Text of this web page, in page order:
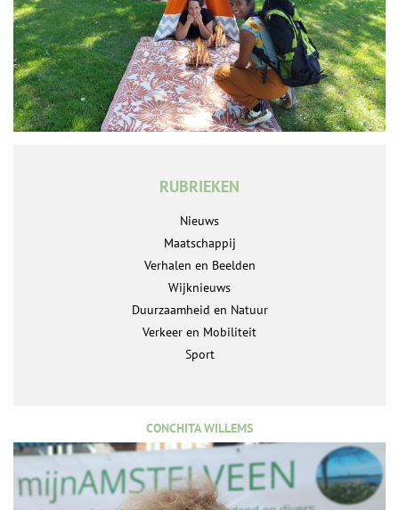
RUBRIEKEN
Nieuws
Maatschappij
Verhalen en Beelden
Wijknieuws
Duurzaamheid en Natuur
Verkeer en Mobiliteit
Sport
CONCHITA WILLEMS